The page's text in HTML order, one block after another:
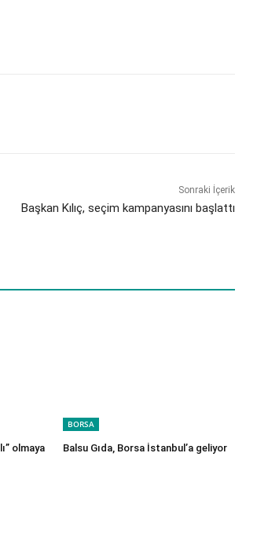
Sonraki İçerik
Başkan Kılıç, seçim kampanyasını başlattı
olmaya
BORSA
Balsu Gıda, Borsa İstanbul’a geliyor